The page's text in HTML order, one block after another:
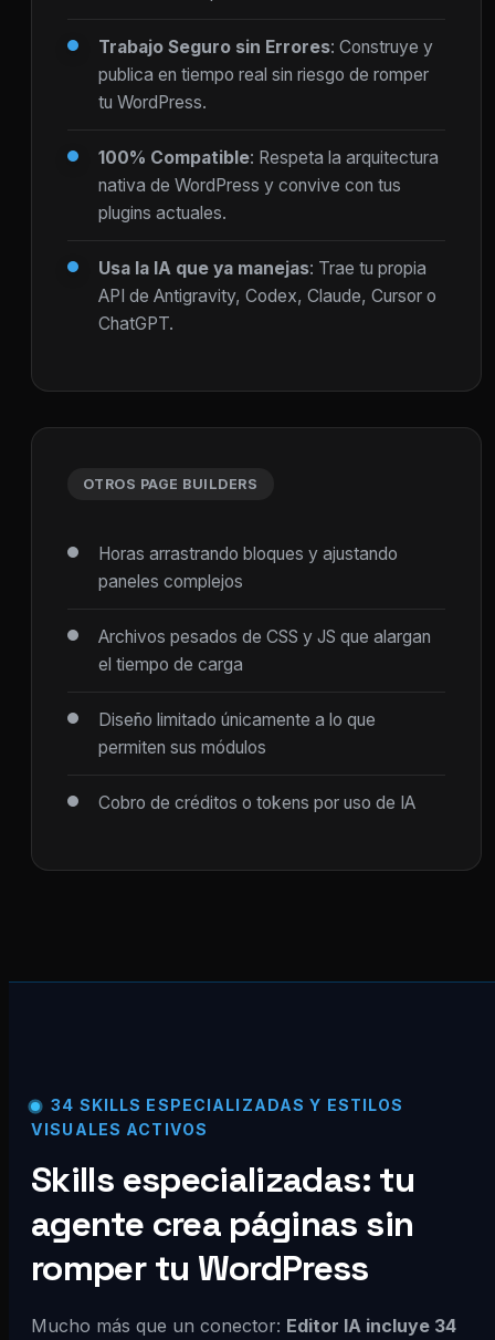
Trabajo Seguro sin Errores: Construye y
publica en tiempo real sin riesgo de romper
tu WordPress.
100% Compatible: Respeta la arquitectura
nativa de WordPress y convive con tus
plugins actuales.
Usa la IA que ya manejas: Trae tu propia
API de Antigravity, Codex, Claude, Cursor o
ChatGPT.
OTROS PAGE BUILDERS
Horas arrastrando bloques y ajustando
paneles complejos
Archivos pesados de CSS y JS que alargan
el tiempo de carga
Diseño limitado únicamente a lo que
permiten sus módulos
Cobro de créditos o tokens por uso de IA
34 SKILLS ESPECIALIZADAS Y ESTILOS
VISUALES ACTIVOS
Skills especializadas: tu
agente crea páginas sin
romper tu WordPress
Mucho más que un conector: Editor IA incluye 34